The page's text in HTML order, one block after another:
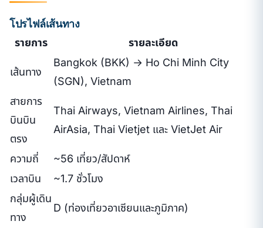
โปรไฟล์เส้นทาง
รายการ รายละเอียด
เส้นทาง
Bangkok (BKK) → Ho Chi Minh City
(SGN), Vietnam
สายการ
บินบิน
ตรง
Thai Airways, Vietnam Airlines, Thai
AirAsia, Thai Vietjet และ VietJet Air
ความถี่
~56 เที่ยว/สัปดาห์
เวลาบิน
~1.7 ชั่วโมง
กลุ่มผู้เดิน
ทาง
D (ท่องเที่ยวอาเซียนและภูมิภาค)